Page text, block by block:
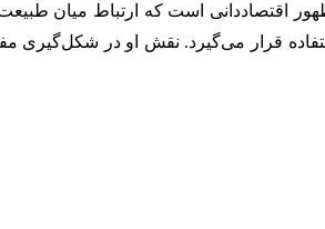
اقتصادی، یادآور ظهور اقتصاددانی است که
استفاده قرار می‌گیرد. نقش او در